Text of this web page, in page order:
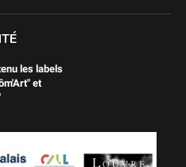
les labels
et